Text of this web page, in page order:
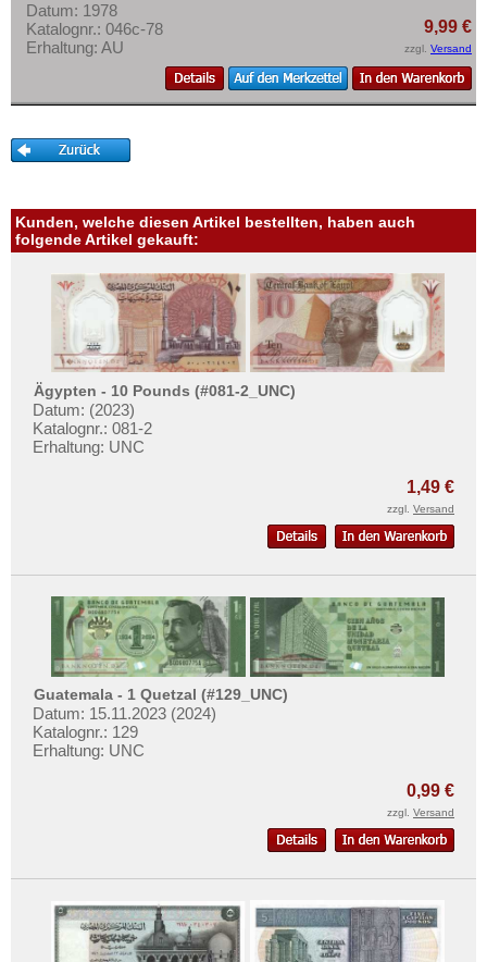
Namibia
Niger
Portugiesisch Guinea
Rhodesien & Nyasaland
Ruanda
Ruanda-Burundi
Sambia
Sao Tome & Principe
Senegal
Seychellen
Sierra Leone
Süd Sudan
Südafrika
Sudan
Swaziland
Tansania
Togo
Zaire
Zentralafrikanische Republik
Datum: 1978
Katalognr.: 046c-78
Erhaltung: AU
9,99 €
zzgl. Versand
Kunden, welche diesen Artikel bestellten, haben auch
folgende Artikel gekauft:
Ägypten - 10 Pounds (#081-2_UNC)
Datum: (2023)
Katalognr.: 081-2
Erhaltung: UNC
1,49 €
zzgl. Versand
Guatemala - 1 Quetzal (#129_UNC)
Datum: 15.11.2023 (2024)
Katalognr.: 129
Erhaltung: UNC
0,99 €
zzgl. Versand